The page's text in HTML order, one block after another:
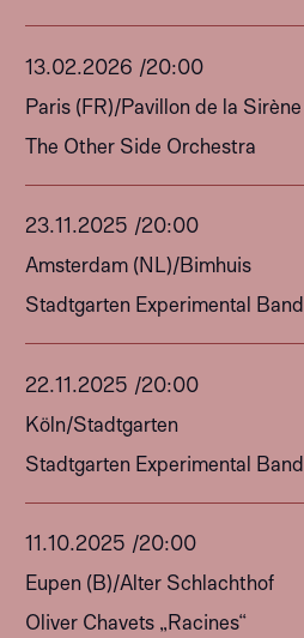
13 02 2026 /20:00
Paris (FR)/Pavillon de la Sirène
The Other Side Orchestra
23.11.2025 /20:00
Amsterdam (NL)/Bimhuis
Stadtgarten Experimental Band
22 .11 2025 /20:00
Köln/Stadtgarten
Stadtgarten Experimental Band
11.10.2025 /20:00
Eupen (B)/Alter Schlachthof
Oliver Chavets „Racines“